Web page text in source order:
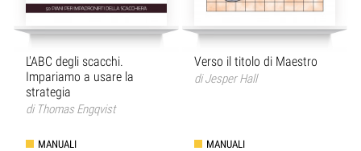
L'ABC degli scacchi.
Impariamo a usare la
strategia
di Thomas Engqvist
MANUALI
Verso il titolo di Maestro
diJesper Hall
MANUALI